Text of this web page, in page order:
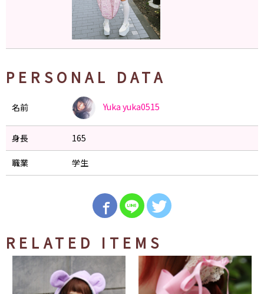
PERSONAL DATA
名前 Yuka yuka0515
身長 165
職業 学生
RELATED ITEMS